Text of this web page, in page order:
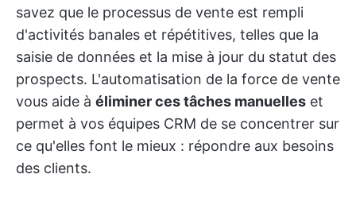
savez que le processus de vente est rempli
d'activités banales et répétitives, telles que la
saisie de données et la mise à jour du statut des
prospects. L'automatisation de la force de vente
vous aide à éliminer ces tâches manuelles et
permet à vos équipes CRM de se concentrer sur
ce qu'elles font le mieux : répondre aux besoins
des clients.